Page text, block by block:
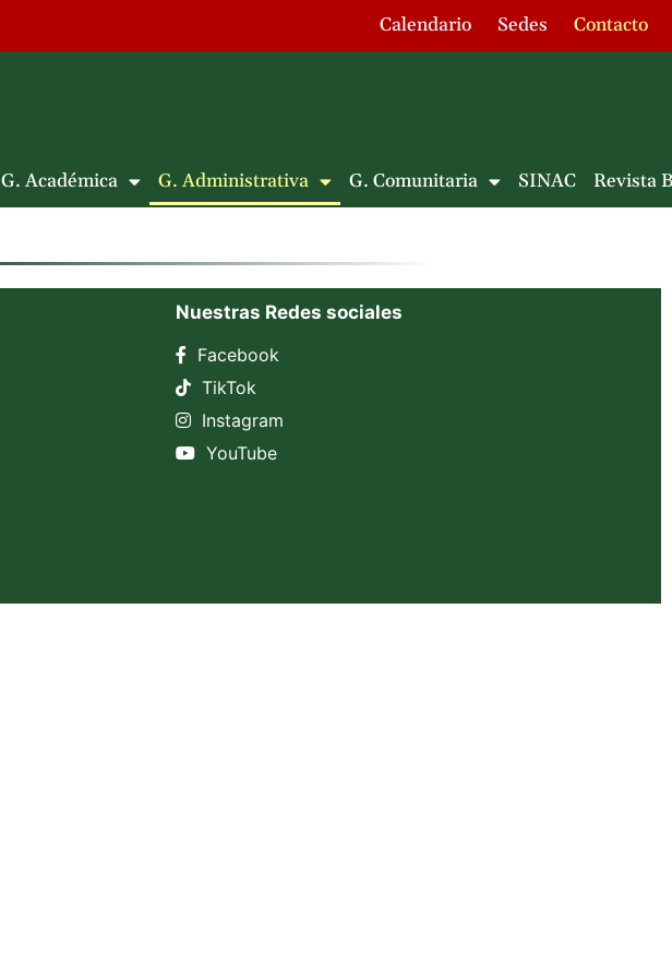
Calendario Sedes Contacto
G. Académica G. Administrativa G. Comunitaria SINAC Revista
Nuestras Redes sociales
Facebook
TikTok
Instagram
YouTube